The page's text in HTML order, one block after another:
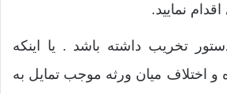
نمایید.
تخریب داشته باشد . یا اینکه
و اختلاف میان ورثه موجب تمایل به